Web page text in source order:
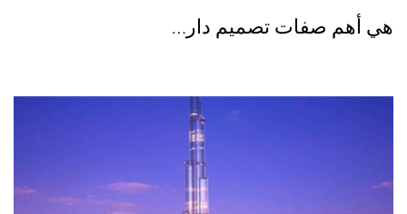
هي أهم صفات تصميم دار…